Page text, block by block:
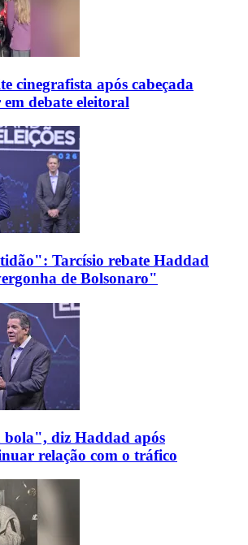
cinegrafista após cabeçada
debate eleitoral
Tarcísio rebate Haddad
de Bolsonaro"
bola", diz Haddad após
relação com o tráfico